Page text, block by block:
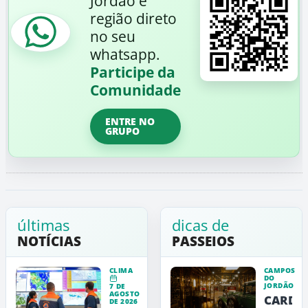
região direto
no seu
whatsapp.
Participe da
Comunidade
ENTRE NO
GRUPO
últimas
NOTÍCIAS
CLIMA
7 DE
AGOSTO
DE 2026
dicas de
PASSEIOS
CAMPOS
DO
JORDÃO
CARDE